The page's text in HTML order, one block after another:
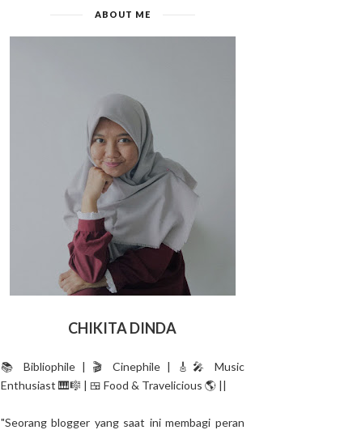
ABOUT ME
CHIKITA DINDA
📚 Bibliophile | 🎬 Cinephile | 🎸🎤 Music
Enthusiast 🎹🎼 | 🍱 Food & Travelicious 🌎 ||
"Seorang blogger yang saat ini membagi peran